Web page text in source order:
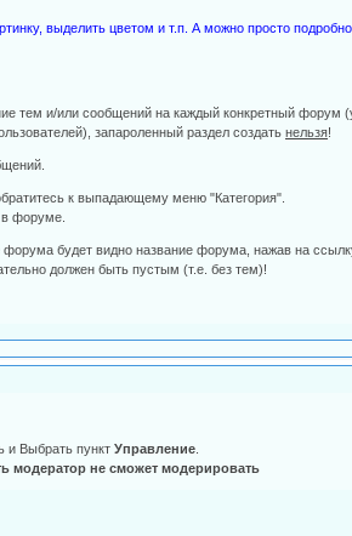
выделить цветом и т.п. А можно просто подробно
тем и/или сообщений на каждый конкретный форум
запароленный раздел создатьнельзя!
к выпадающему меню "Категория".
форуме.
форума будет видно название форума, нажав на
должен быть пустым (т.е. без тем)!
и Выбрать пунктУправление
модератор не сможет модерировать